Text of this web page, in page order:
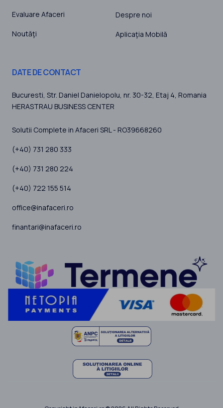
Evaluare Afaceri
Noutăţi
Despre noi
Aplicaţia Mobilă
DATE DE CONTACT
Bucuresti, Str. Daniel Danielopolu, nr. 30-32, Etaj 4, Romania
HERASTRAU BUSINESS CENTER
Solutii Complete in Afaceri SRL - RO39668260
(+40) 731 280 333
(+40) 731 280 224
(+40) 722 155 514
office@inafaceri.ro
finantari@inafaceri.ro